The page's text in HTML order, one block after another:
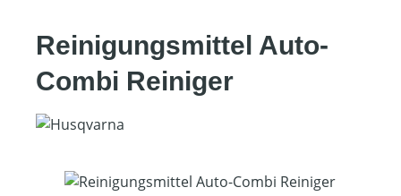
Reinigungsmittel Auto-
Combi Reiniger
Bildergalerie überspringen